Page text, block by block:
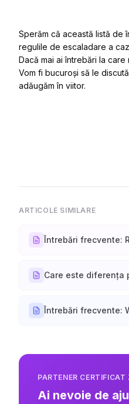
Sperăm că această listă
regulile de escaladare a
Dacă mai ai întrebări la care
Vom fi bucuroși să le
adăugăm în viitor.
ARTICOLE SIMILARE
Întrebări frecvente:
PARTENER CERTIFICAT
Ai nevoie de